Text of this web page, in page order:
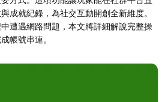
成就紀錄，為社交互動開創全新維度。
遭遇網路問題，本文將詳細解說完整操
帳號串連。